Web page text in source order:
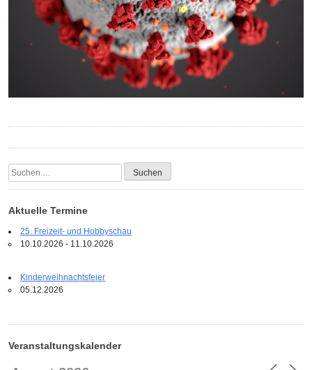
Suchen
nach:
Aktuelle Termine
25. Freizeit- und Hobbyschau
10.10.2026 - 11.10.2026
Kinderweihnachtsfeier
05.12.2026
Veranstaltungskalender